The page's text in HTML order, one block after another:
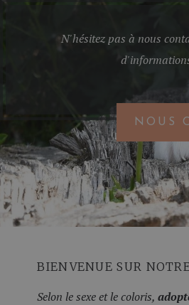
N'hésitez pas à nous
NOUS
BIENVENUE SUR
Selon le sexe et le coloris,